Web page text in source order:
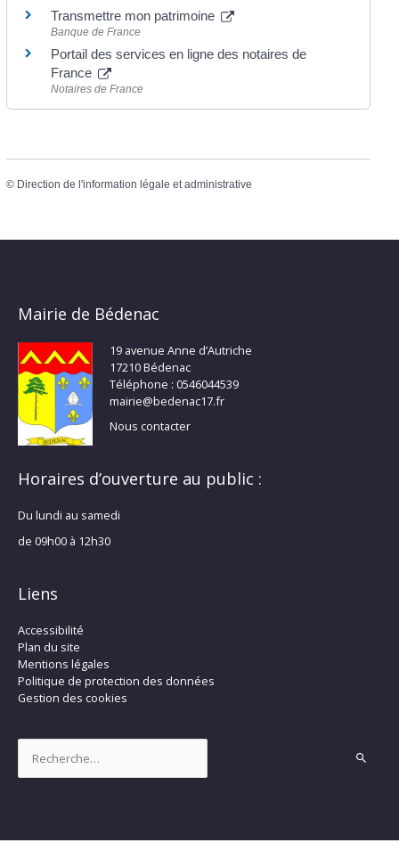
Transmettre mon patrimoine
Banque de France
Portail des services en ligne des notaires de
France
Notaires de France
© Direction de l'information légale et administrative
Mairie de Bédenac
19 avenue Anne d’Autriche
17210 Bédenac
Téléphone : 0546044539
mairie@bedenac17.fr
Nous contacter
Horaires d’ouverture au public :
Du lundi au samedi
de 09h00 à 12h30
Liens
Accessibilité
Plan du site
Mentions légales
Politique de protection des données
Gestion des cookies